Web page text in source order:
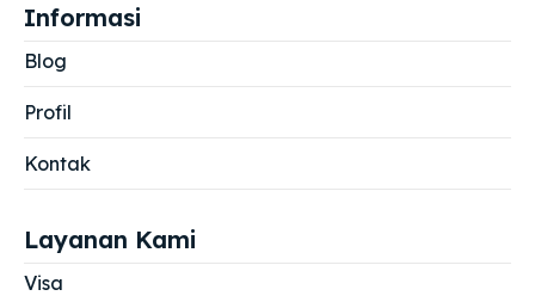
Informasi
Blog
Profil
Kontak
Layanan Kami
Visa